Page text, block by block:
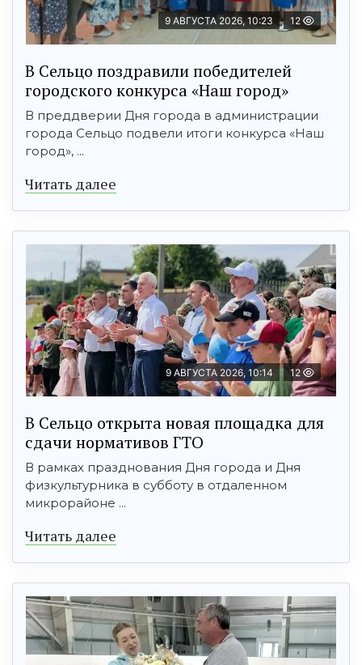
9 АВГУСТА 2026, 10:23 12
В Сельцо поздравили победителей
городского конкурса «Наш город»
В преддверии Дня города в администрации
города Сельцо подвели итоги конкурса «Наш
город», ...
Читать далее
9 АВГУСТА 2026, 10:14 12
В Сельцо открыта новая площадка для
сдачи нормативов ГТО
В рамках празднования Дня города и Дня
физкультурника в субботу в отдаленном
микрорайоне ...
Читать далее